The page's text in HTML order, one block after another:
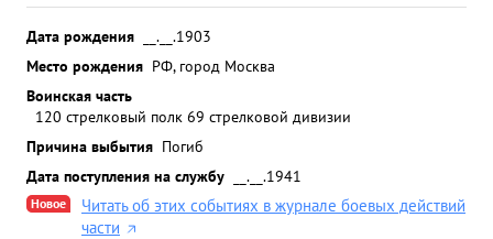
Дата рождения
__.__.1903
Место рождения РФ, город Москва
Воинская часть
120 стрелковый полк 69 стрелковой дивизии
Причина выбытия Погиб
Дата поступления на службу
__.__.1941
Новое
Читать об этих событиях в журнале боевых действий
части